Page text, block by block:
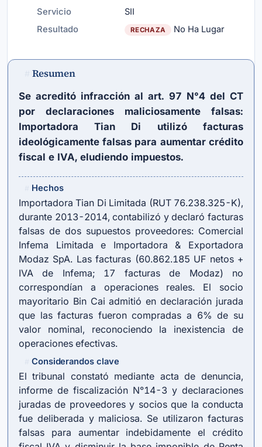
Servicio
SII
Resultado
RECHAZA No Ha Lugar
Resumen
Se acreditó infracción al art. 97 N°4 del CT
por declaraciones maliciosamente falsas:
Importadora Tian Di utilizó facturas
ideológicamente falsas para aumentar crédito
fiscal e IVA, eludiendo impuestos.
Hechos
Importadora Tian Di Limitada (RUT 76.238.325-K),
durante 2013-2014, contabilizó y declaró facturas
falsas de dos supuestos proveedores: Comercial
Infema Limitada e Importadora & Exportadora
Modaz SpA. Las facturas (60.862.185 UF netos +
IVA de Infema; 17 facturas de Modaz) no
correspondían a operaciones reales. El socio
mayoritario Bin Cai admitió en declaración jurada
que las facturas fueron compradas a 6% de su
valor nominal, reconociendo la inexistencia de
operaciones efectivas.
Considerandos clave
El tribunal constató mediante acta de denuncia,
informe de fiscalización N°14-3 y declaraciones
juradas de proveedores y socios que la conducta
fue deliberada y maliciosa. Se utilizaron facturas
falsas para aumentar indebidamente el crédito